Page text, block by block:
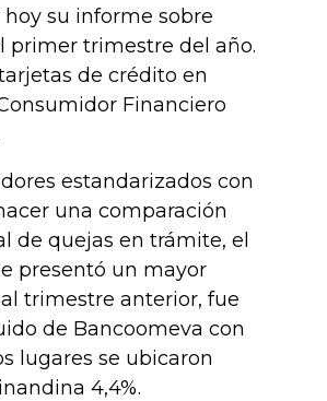
su informe sobre
primer trimestre del año.
de crédito en
Financiero
estandarizados con
una comparación
de quejas en trámite, el
presentó un mayor
trimestre anterior, fue
de Bancoomeva con
lugares se ubicaron
4,4%.